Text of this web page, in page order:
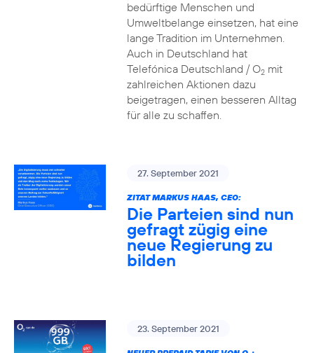
bedürftige Menschen und
Umweltbelange einsetzen, hat eine
lange Tradition im Unternehmen.
Auch in Deutschland hat
Telefónica Deutschland / O2mit
zahlreichen Aktionen dazu
beigetragen, einen besseren Alltag
für alle zu schaffen.
27. September 2021
ZITAT MARKUS HAAS, CEO:
Die Parteien sind nun
gefragt zügig eine
neue Regierung zu
bilden
23. September 2021